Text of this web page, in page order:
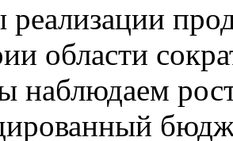
области
наблюдаем